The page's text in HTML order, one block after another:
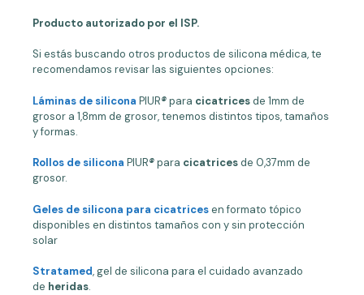
Producto autorizado por el ISP.
Si estás buscando otros productos de silicona médica, te
recomendamos revisar las siguientes opciones:
Láminas de silicona PIUR®para cicatricesde 1mm de
grosor a 1,8mm de grosor, tenemos distintos tipos, tamaños
y formas.
Rollos de silicona PIUR®para cicatricesde 0,37mm de
grosor.
Geles de silicona para cicatricesen formato tópico
disponibles en distintos tamaños con y sin protección
solar
Stratamed, gel de silicona para el cuidado avanzado
de heridas.